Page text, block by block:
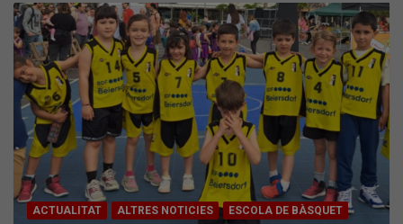
ACTUALITAT ALTRES NOTICIES ESCOLA DE BÀSQUET